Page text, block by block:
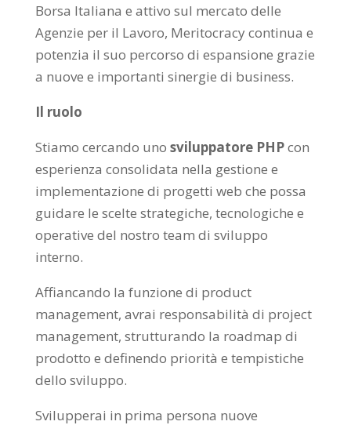
Borsa Italiana e attivo sul mercato delle
Agenzie per il Lavoro, Meritocracy continua e
potenzia il suo percorso di espansione grazie
a nuove e importanti sinergie di business.
Il ruolo
Stiamo cercando uno sviluppatore PHPcon
esperienza consolidata nella gestione e
implementazione di progetti web che possa
guidare le scelte strategiche, tecnologiche e
operative del nostro team di sviluppo
interno.
Affiancando la funzione di product
management, avrai responsabilità di project
management, strutturando la roadmap di
prodotto e definendo priorità e tempistiche
dello sviluppo.
Svilupperai in prima persona nuove